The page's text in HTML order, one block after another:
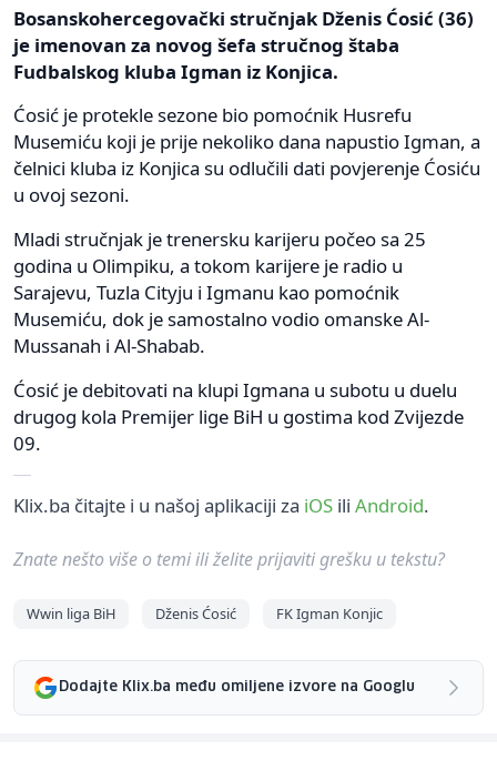
Bosanskohercegovački stručnjak Dženis Ćosić (36)
je imenovan za novog šefa stručnog štaba
Fudbalskog kluba Igman iz Konjica.
Ćosić je protekle sezone bio pomoćnik Husrefu
Musemiću koji je prije nekoliko dana napustio Igman, a
čelnici kluba iz Konjica su odlučili dati povjerenje Ćosiću
u ovoj sezoni.
Mladi stručnjak je trenersku karijeru počeo sa 25
godina u Olimpiku, a tokom karijere je radio u
Sarajevu, Tuzla Cityju i Igmanu kao pomoćnik
Musemiću, dok je samostalno vodio omanske Al-
Mussanah i Al-Shabab.
Ćosić je debitovati na klupi Igmana u subotu u duelu
drugog kola Premijer lige BiH u gostima kod Zvijezde
09.
Klix.ba čitajte i u našoj aplikaciji za iOS ili Android.
Znate nešto više o temi ili želite prijaviti grešku u tekstu?
Wwin liga BiH Dženis Ćosić FK Igman Konjic
Dodajte Klix.ba među omiljene izvore na Googlu